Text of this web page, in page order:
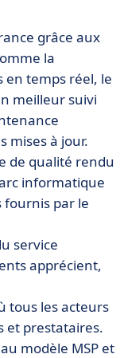
grâce aux
la
en temps réel, le
meilleur suivi
mises à jour.
de qualité rendu
informatique
fournis par le
service
apprécient,
tous les acteurs
et prestataires.
modèle MSP et